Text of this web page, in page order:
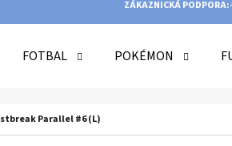
ZÁKAZNICKÁ PODPORA:
FOTBAL POKÉMON
Parallel #6 (L)